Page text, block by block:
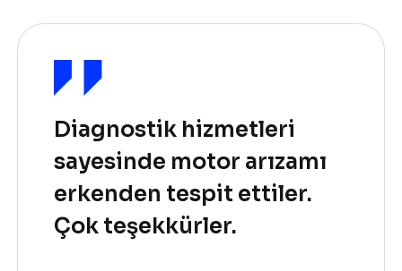
hizmetleri
motor arızamı
tespit ettiler.
teşekkürler.